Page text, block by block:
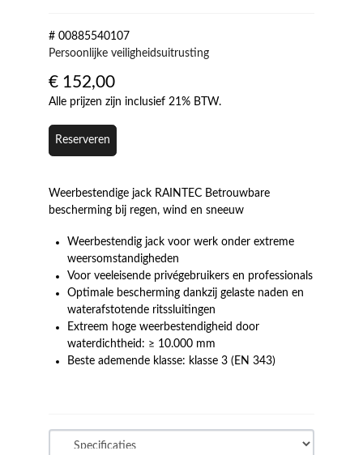
# 00885540107
Persoonlijke veiligheidsuitrusting
€ 152,00
Alle prijzen zijn inclusief 21% BTW.
Reserveren
Weerbestendige jack RAINTEC Betrouwbare
bescherming bij regen, wind en sneeuw
Weerbestendig jack voor werk onder extreme
weersomstandigheden
Voor veeleisende privégebruikers en professionals
Optimale bescherming dankzij gelaste naden en
waterafstotende ritssluitingen
Extreem hoge weerbestendigheid door
waterdichtheid: ≥ 10.000 mm
Beste ademende klasse: klasse 3 (EN 343)